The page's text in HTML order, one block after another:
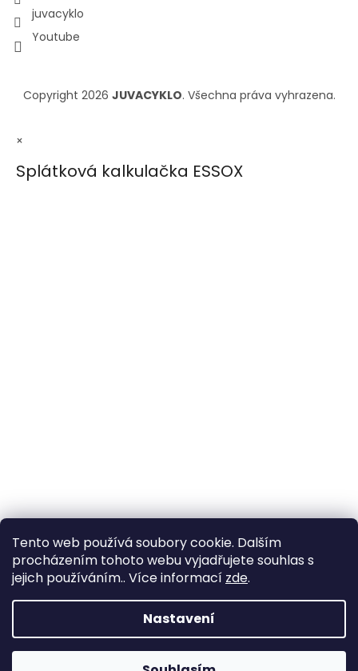
Tento web používá soubory cookie. Dalším
procházením tohoto webu vyjadřujete souhlas s
jejich používáním.. Více informací zde.
Nastavení
juvacyklo
Youtube
Copyright 2026 JUVACYKLO. Všechna práva vyhrazena.
×
Splátková kalkulačka ESSOX